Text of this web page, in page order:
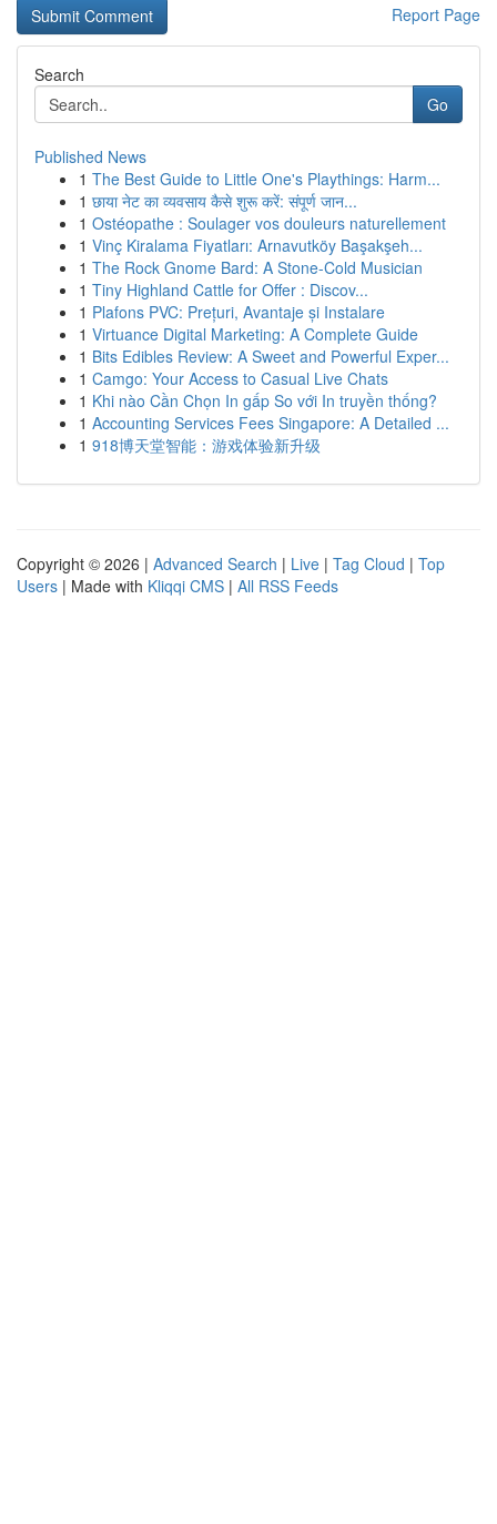
Report Page
Search
Go
Published News
1 The Best Guide to Little One's Playthings: Harm...
1 छाया नेट का व्यवसाय कैसे शुरू करें: संपूर्ण जान...
1 Ostéopathe : Soulager vos douleurs naturellement
1 Vinç Kiralama Fiyatları: Arnavutköy Başakşeh...
1 The Rock Gnome Bard: A Stone-Cold Musician
1 Tiny Highland Cattle for Offer : Discov...
1 Plafons PVC: Prețuri, Avantaje și Instalare
1 Virtuance Digital Marketing: A Complete Guide
1 Bits Edibles Review: A Sweet and Powerful Exper...
1 Camgo: Your Access to Casual Live Chats
1 Khi nào Cần Chọn In gấp So với In truyền thống?
1 Accounting Services Fees Singapore: A Detailed ...
1 918博天堂智能：游戏体验新升级
Copyright © 2026 | Advanced Search | Live | Tag Cloud | Top
Users | Made with Kliqqi CMS | All RSS Feeds